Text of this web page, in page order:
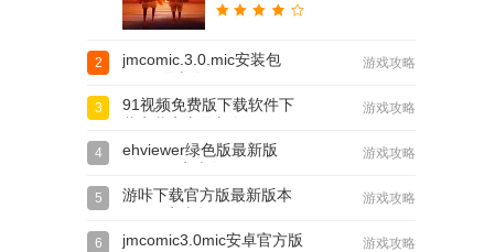
2
jmcomic.3.0.mic安装包
游戏攻略
3
91视频免费版下载软件下
游戏攻略
4
ehviewer绿色版最新版
游戏攻略
5
游咔下载官方版最新版本
游戏攻略
6
jmcomic3.0mic安卓官方版
游戏攻略